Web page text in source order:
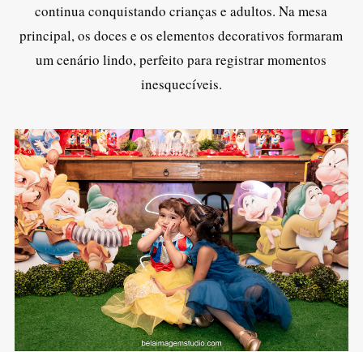
continua conquistando crianças e adultos. Na mesa
principal, os doces e os elementos decorativos formaram
um cenário lindo, perfeito para registrar momentos
inesquecíveis.